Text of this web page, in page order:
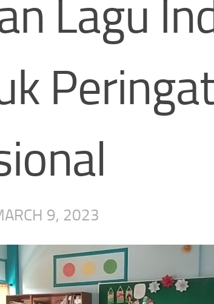
Lagu
9, 2023